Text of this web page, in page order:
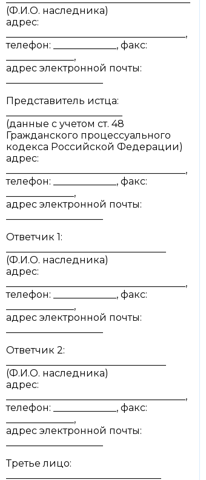
(Ф.И.О. наследника)
адрес:
_____________________________________,
телефон: _____________, факс:
______________,
адрес электронной почты:
Представитель истца:
(данные с учетом ст. 48
Гражданского процессуального
кодекса Российской Федерации)
адрес:
_____________________________________,
телефон: _____________, факс:
______________,
адрес электронной почты:
Ответчик 1:
(Ф.И.О. наследника)
адрес:
_____________________________________,
телефон: _____________, факс:
______________,
адрес электронной почты:
Ответчик 2:
(Ф.И.О. наследника)
адрес:
_____________________________________,
телефон: _____________, факс:
______________,
адрес электронной почты:
Третье лицо: